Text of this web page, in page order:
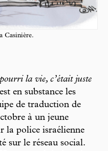
Casinière.
la vie, c’était juste
en substance les
de traduction de
à un jeune
la police israélienne
sur le réseau social.